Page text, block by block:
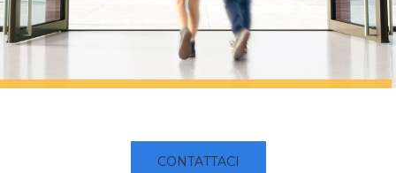
CONTATTACI